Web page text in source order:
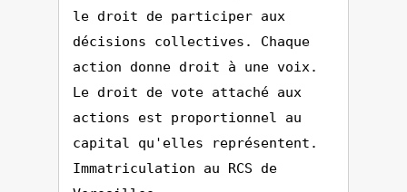
le droit de participer aux
décisions collectives. Chaque
action donne droit à une voix.
Le droit de vote attaché aux
actions est proportionnel au
capital qu'elles représentent.
Immatriculation au RCS de